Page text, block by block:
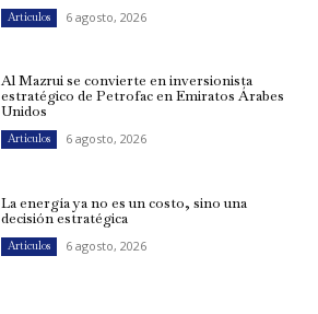
Artículos 6 agosto, 2026
Al Mazrui se convierte en inversionista
estratégico de Petrofac en Emiratos Árabes
Unidos
Artículos 6 agosto, 2026
La energía ya no es un costo, sino una
decisión estratégica
Artículos 6 agosto, 2026